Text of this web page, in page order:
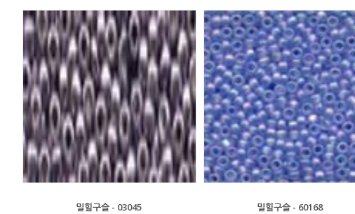
밀힐구슬 - 03045
밀힐구슬 - 60168